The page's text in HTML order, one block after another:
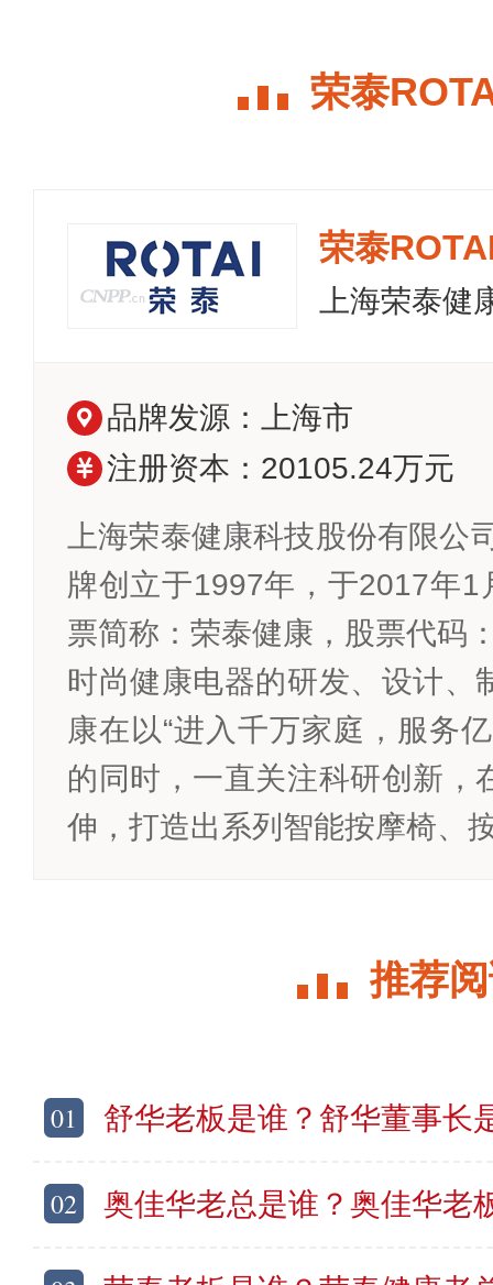
荣泰
荣泰
上海荣泰健
品牌发源：上海市
注册资本：20105.24万元
上海荣泰健康科技股份有限公
牌创立于1997年，于2017年
票简称：荣泰健康，股票代码
时尚健康电器的研发、设计、
康在以“进入千万家庭，服务
的同时，一直关注科研创新，
伸，打造出系列智能按摩椅、
推荐
01 舒华老板是谁？舒华董事长是
02 奥佳华老总是谁？奥佳华老板是哪里